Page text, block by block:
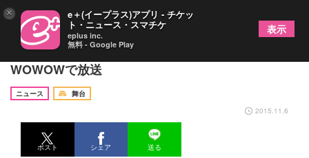
行定勲×三上博史の舞台「タンゴ・冬の終わりに」
WOWOWで放送
ニュース
舞台
2015.11.6
ポスト シェア 送る
× e＋(イープラス)アプリ - チケッ
ト・ニュース・スマチケ
eplus inc.
無料 - Google Play
表示